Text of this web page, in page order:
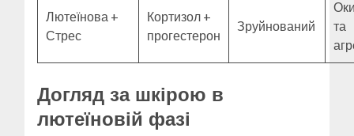
Лютеїнова +
Стрес
Кортизол +
прогестерон
Зруйнований
та
Догляд за шкірою в
лютеїновій фазі